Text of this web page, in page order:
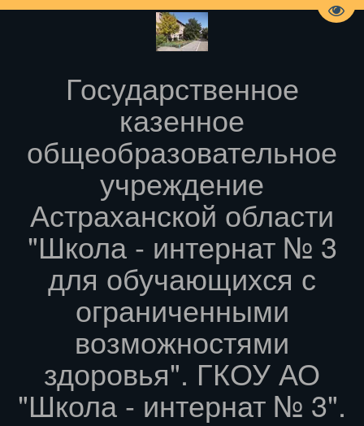
Государственное
казенное
общеобразовательное
учреждение
Астраханской области
"Школа - интернат № 3
для обучающихся с
ограниченными
возможностями
здоровья". ГКОУ АО
"Школа - интернат № 3".